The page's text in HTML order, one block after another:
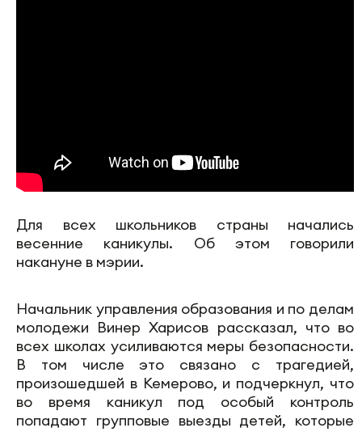
Для всех школьников страны начались
весенние каникулы. Об этом говорили
накануне в мэрии.
Начальник управления образования и по делам
молодежи Винер Харисов рассказал, что во
всех школах усиливаются меры безопасности.
В том числе это связано с трагедией,
произошедшей в Кемерово, и подчеркнул, что
во время каникул под особый контроль
попадают групповые выезды детей, которые